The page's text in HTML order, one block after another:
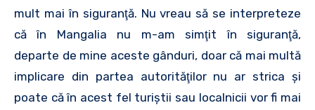
mult mai în siguranţă. Nu vreau să se interpreteze
că în Mangalia nu m-am simţit în siguranţă,
departe de mine aceste gânduri, doar că mai multă
implicare din partea autorităţilor nu ar strica şi
poate că în acest fel turiştii sau localnicii vor fi mai